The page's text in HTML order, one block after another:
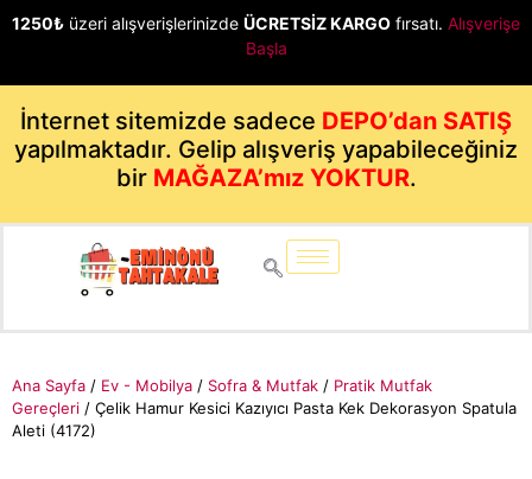
1250₺ üzeri alışverişlerinizde ÜCRETSİZ KARGO fırsatı. Alışverişe
Başla
İnternet sitemizde sadece DEPO’dan SATIŞ
yapılmaktadır. Gelip alışveriş yapabileceğiniz
bir MAĞAZA’mız YOKTUR.
Ana Sayfa / Ev - Mobilya / Sofra & Mutfak / Pratik Mutfak
Gereçleri / Çelik Hamur Kesici Kazıyıcı Pasta Kek Dekorasyon Spatula
Aleti (4172)